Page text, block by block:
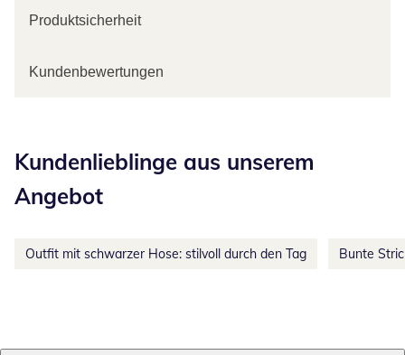
Produktsicherheit
Kundenbewertungen
Kundenlieblinge aus unserem
Angebot
Outfit mit schwarzer Hose: stilvoll durch den Tag Bunte